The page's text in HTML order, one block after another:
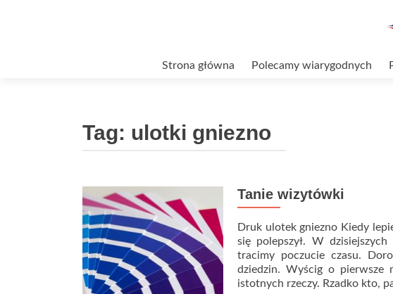
Strona główna Polecamy wiarygodnych
Tag: ulotki gniezno
Tanie wizytówki
Druk ulotek gniezno Kiedy
się polepszył. W
tracimy poczucie czasu.
dziedzin. Wyścig o pierwsze
istotnych rzeczy. Rzadko kto,